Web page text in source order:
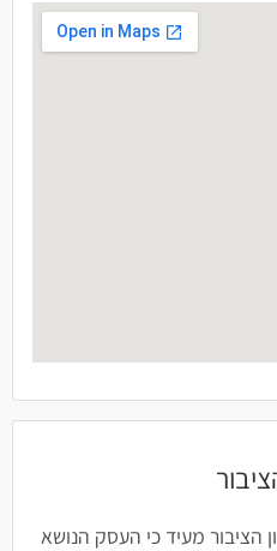
הציבור מעיד כי העסק הנושא